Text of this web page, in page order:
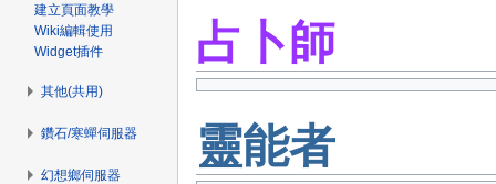
占卜師
靈能者
建立頁面教學
Wiki編輯使用
Widget插件
其他(共用)
鑽石/寒蟬伺服器
幻想鄉伺服器